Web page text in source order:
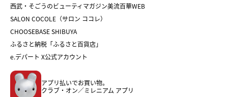
ホワイトデー
バレンタイン
ホワイトデー
おせち
フード
ホーム・キッチン＆アート
西武・そごうのビューティマガジン美流百華WEB
SALON COCOLE（サロン ココレ）
CHOOSEBASE SHIBUYA
ふるさと納税「ふるさと百貨店」
e.デパート X公式アカウント
アプリ払いでお買い物。
クラブ・オン／ミレニアム アプリ